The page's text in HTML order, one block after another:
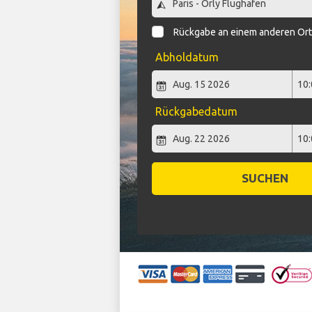
Rückgabe an einem anderen Ort
Abholdatum
Rückgabedatum
SUCHEN